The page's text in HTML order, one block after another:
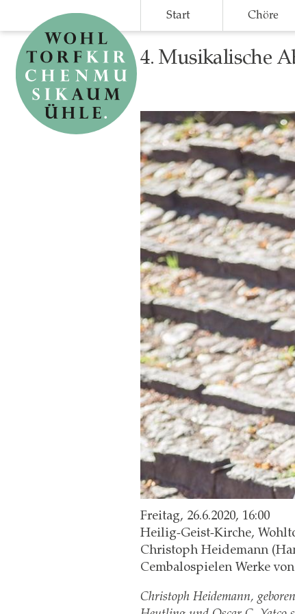
main
content
Start Chöre
4. Musikalische
Freitag, 26.6.2020, 16:00
Heilig-Geist-Kirche,
Christoph Heidemann
Cembalospielen Werke
Christoph Heidemann,